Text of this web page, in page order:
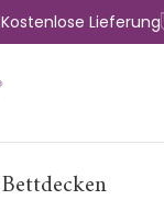
Bettdecken
Kostenlose Lieferung